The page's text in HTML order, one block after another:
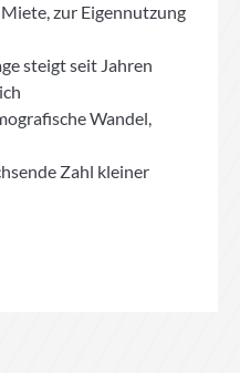
zur Eigennutzung
steigt seit Jahren
Wandel,
Zahl kleiner